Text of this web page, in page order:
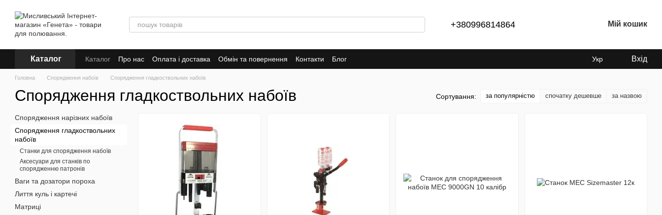
+380996814864 Мій кошик
Каталог Каталог Про нас Оплата і доставка Обмін та повернення Контакти Блог Укр Вхід
Головна Спорядження набоїв Спорядження гладкоствольних набоїв
Спорядження гладкоствольних набоїв Сортування: за популярністю спочатку дешевше за назвою
Спорядження нарізних набоїв
Спорядження гладкоствольних
набоїв
Станки для спорядження набоїв
Аксесуари для станків по
спорядженню патронів
Ваги та дозатори пороха
Лиття куль і картечі
Матриці